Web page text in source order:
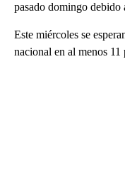
pasado domingo
Este miércoles se
nacional en al menos